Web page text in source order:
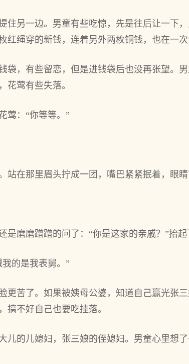
住另一边。男童有些吃惊，先是往后让一下
红绳穿的新钱，连着另外两枚铜钱，也在一次
袋，有些留恋，但是进钱袋后也没再张望。
花莺有些失落。
莺：“你等等。”
站在那里眉头拧成一团，嘴巴紧紧抿着，眼睛
是磨磨蹭蹭的问了：“你是这家的亲戚？”抬起
的是我表舅。”
更苦了。如果被姨母公婆，知道自己赢光张
搞不好自己也要吃挂落。
儿的儿媳妇，张三娘的侄媳妇。男童心里想